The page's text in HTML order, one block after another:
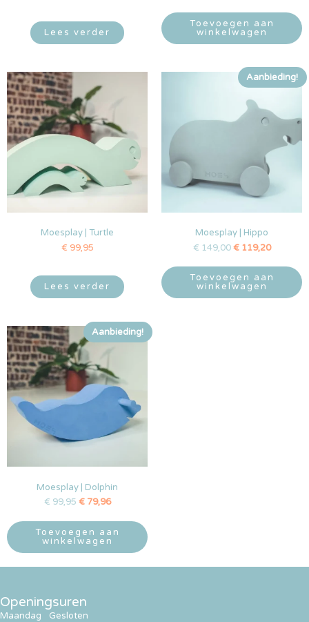
Lees verder
Toevoegen aan
winkelwagen
Moesplay | Turtle
€ 99,95
Lees verder
Aanbieding!
Moesplay | Hippo
€ 149,00 €119,20
Toevoegen aan
winkelwagen
Aanbieding!
Moesplay | Dolphin
€ 99,95 €79,96
Toevoegen aan
winkelwagen
Openingsuren
Maandag
Gesloten